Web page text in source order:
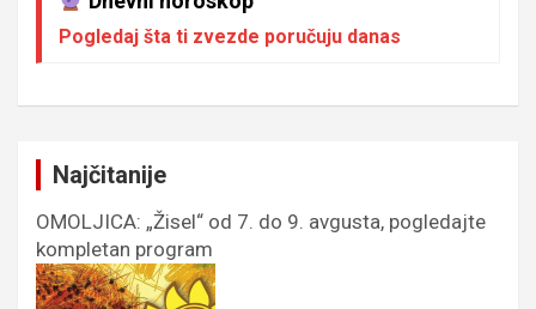
Pogledaj šta ti zvezde poručuju danas
Najčitanije
OMOLJICA: „Žisel“ od 7. do 9. avgusta, pogledajte
kompletan program